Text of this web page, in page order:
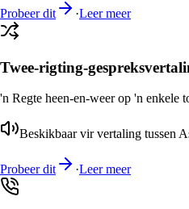
Probeer dit ·Leer meer
Twee-rigting-
'n Regte heen-en-weer op 'n enkele
Beskikbaar vir vertaling tussen
Probeer dit ·Leer meer